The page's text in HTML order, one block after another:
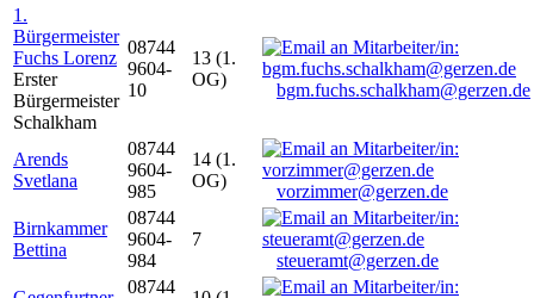
1.
Bürgermeister
Fuchs Lorenz
Erster
Bürgermeister
Schalkham
08744
9604-
10
13 (1.
OG)
bgm.fuchs.schalkham@gerzen.de
Arends
Svetlana
08744
9604-
985
14 (1.
OG)
vorzimmer@gerzen.de
Birnkammer
Bettina
08744
9604-
984
7
steueramt@gerzen.de
08744